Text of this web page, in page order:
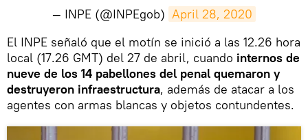
— INPE (@INPEgob) April 28, 2020
​El INPE señaló que el motín se inició a las 12.26 hora
local (17.26 GMT) del 27 de abril, cuando internos de
nueve de los 14 pabellones del penal quemaron y
destruyeron infraestructura, además de atacar a los
agentes con armas blancas y objetos contundentes.